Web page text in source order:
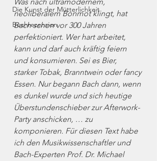
Die Kunst der Mütterlichkeit
Buchrezension
neoliberalem Bonmot klingt, hat
Bach schon vor 300 Jahren
perfektioniert. Wer hart arbeitet,
kann und darf auch kräftig feiern
und konsumieren. Sei es Bier,
starker Tobak, Branntwein oder fancy
Essen. Nur begann Bach dann, wenn
es dunkel wurde und sich heutige
Überstundenschieber zur Afterwork-
Party anschicken, … zu
komponieren. Für diesen Text habe
ich den Musikwissenschaftler und
Bach-Experten Prof. Dr. Michael